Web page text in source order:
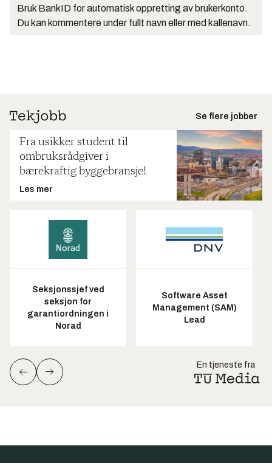
Bruk BankID for automatisk oppretting av brukerkonto.
Du kan kommentere under fullt navn eller med kallenavn.
Se flere jobber
Fra usikker student til
ombruksrådgiver i
bærekraftig byggebransje!
Les mer
Seksjonssjef ved
seksjon for
garantiordningen i
Norad
Software Asset
Management (SAM)
Lead
En tjeneste fra